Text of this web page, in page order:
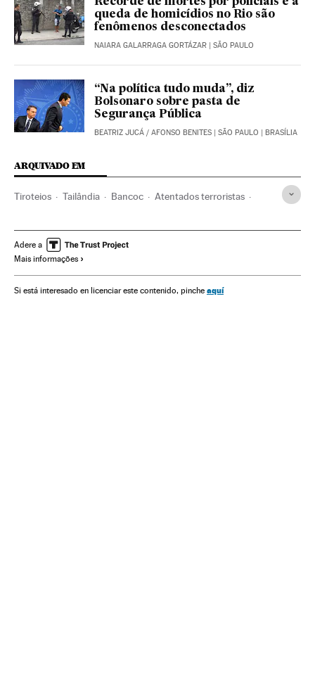
queda de homicídios no Rio são
fenômenos desconectados
NAIARA GALARRAGA GORTÁZAR | SÃO PAULO
“Na política tudo muda”, diz
Bolsonaro sobre pasta de
Segurança Pública
BEATRIZ JUCÁ / AFONSO BENITES | SÃO PAULO | BRASÍLIA
ARQUIVADO EM
Tiroteios Tailândia Bancoc Atentados terroristas
Adere a
Mais informações
Si está interesado en licenciar este contenido, pinche aquí